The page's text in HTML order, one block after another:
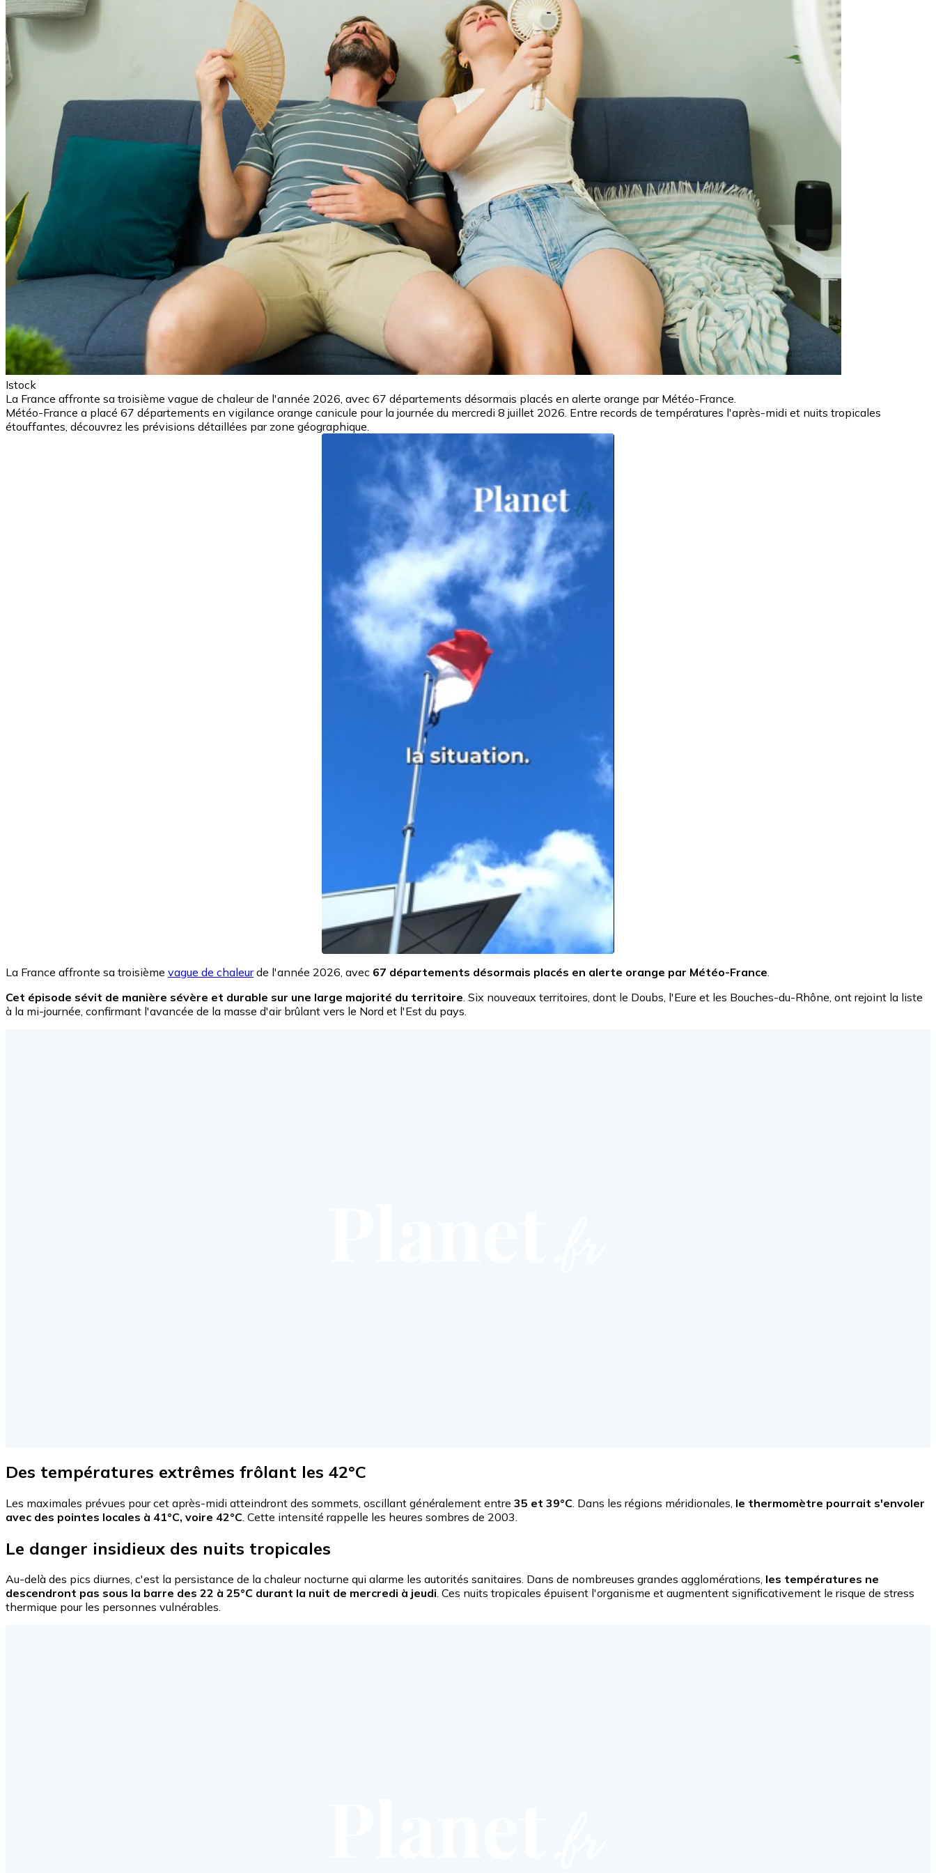
Istock
La France affronte sa troisième vague de chaleur de l'année 2026, avec 67 départements désormais placés en alerte orange par Météo-France.
Météo-France a placé 67 départements en vigilance orange canicule pour la journée du mercredi 8 juillet 2026. Entre records de températures l'après-midi et nuits tropicales
étouffantes, découvrez les prévisions détaillées par zone géographique.
La France affronte sa troisième vague de chaleurde l'année 2026, avec 67 départements désormais placés en alerte orange par Météo-France
Cet épisode sévit de manière sévère et durable sur une large majorité du territoire . Six nouveaux territoires, dont le Doubs, l'Eure et les Bouches-du-Rhône, ont rejoint la liste
à la mi-journée, confirmant l'avancée de la masse d'air brûlant vers le Nord et l'Est du pays.
Des températures extrêmes frôlant les 42°C
Les maximales prévues pour cet après-midi atteindront des sommets, oscillant généralement entre 35 et 39°C . Dans les régions méridionales, le thermomètre pourrait s'envoler
avec des pointes locales à 41°C, voire 42°C . Cette intensité rappelle les heures sombres de 2003.
Le danger insidieux des nuits tropicales
Au-delà des pics diurnes, c'est la persistance de la chaleur nocturne qui alarme les autorités sanitaires. Dans de nombreuses grandes agglomérations, les températures ne
descendront pas sous la barre des 22 à 25°C durant la nuit de mercredi à jeudi. Ces nuits tropicales épuisent l'organisme et augmentent significativement le risque de stress
thermique pour les personnes vulnérables.